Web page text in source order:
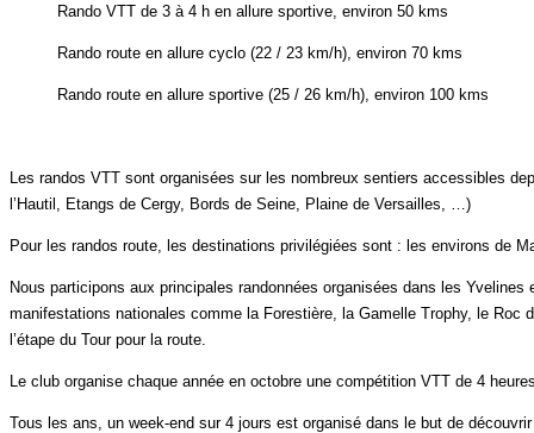
Rando VTT de 3 à 4 h en allure sportive, environ 50 kms
Rando route en allure cyclo (22 / 23 km/h), environ 70 kms
Rando route en allure sportive (25 / 26 km/h), environ 100 kms
Les randos VTT sont organisées sur les nombreux sentiers accessibles
l’Hautil, Etangs de Cergy, Bords de Seine, Plaine de Versailles, …)
Pour les randos route, les destinations privilégiées sont : les environs de
Nous participons aux principales randonnées organisées dans les Yvelines
manifestations nationales comme la Forestière, la Gamelle Trophy, le Roc
l’étape du Tour pour la route.
Le club organise chaque année en octobre une compétition VTT de 4
Tous les ans, un week-end sur 4 jours est organisé dans le but de